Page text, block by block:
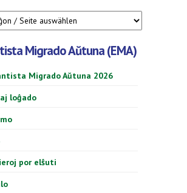
Migrado Aŭtuna (EMA)
Migrado Aŭtuna 2026
loĝado
por elŝuti